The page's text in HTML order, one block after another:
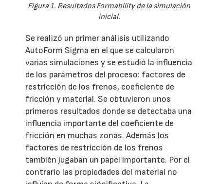
Figura 1. Resultados Formability de la simulación
inicial.
Se realizó un primer análisis utilizando
AutoForm Sigma en el que se calcularon
varias simulaciones y se estudió la influencia
de los parámetros del proceso: factores de
restricción de los frenos, coeficiente de
fricción y material. Se obtuvieron unos
primeros resultados donde se detectaba una
influencia importante del coeficiente de
fricción en muchas zonas. Además los
factores de restricción de los frenos
también jugaban un papel importante. Por el
contrario las propiedades del material no